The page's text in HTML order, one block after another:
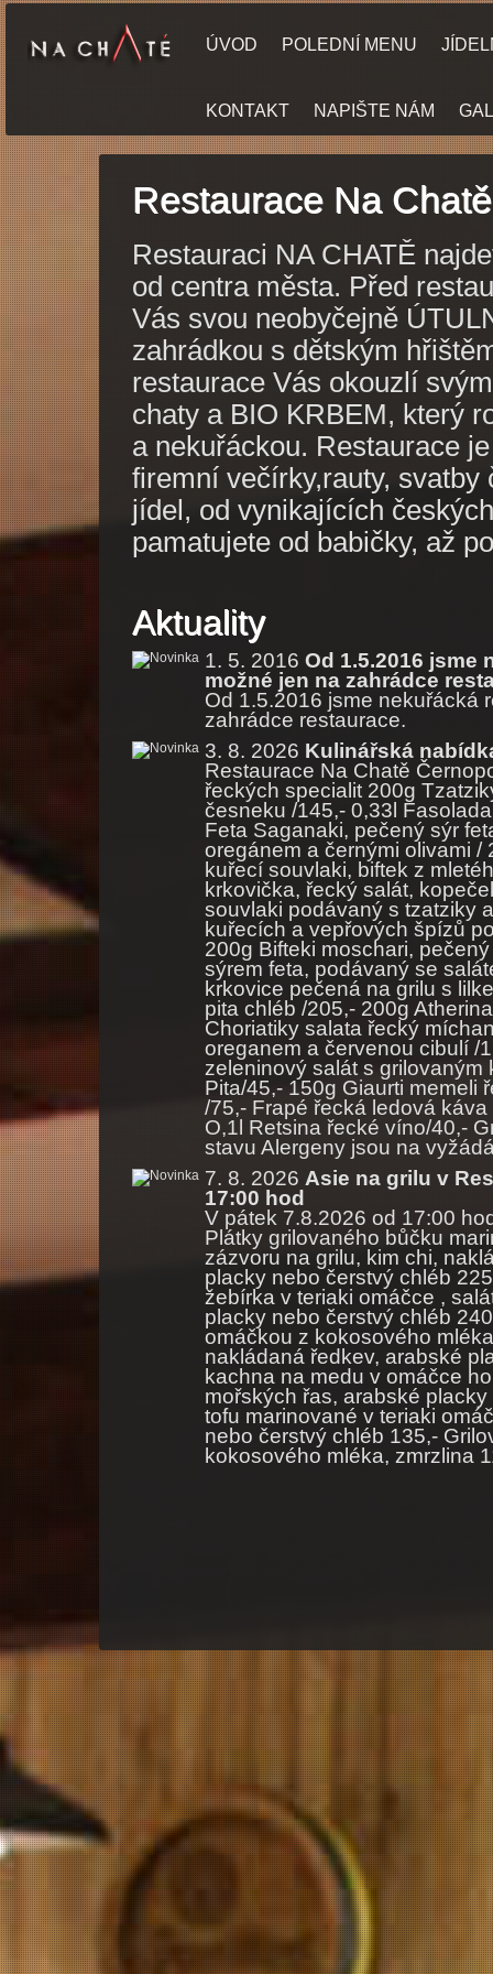
ÚVOD POLEDNÍ MENU
KONTAKT NAPIŠTE NÁM
Restaurace Na
Restauraci NA CHATĚ
od centra města. Před
Vás svou neobyčejně
zahrádkou s dětským
restaurace Vás okouzlí
chaty a BIO KRBEM, který
a nekuřáckou. Restaurace
firemní večírky,rauty,
jídel, od vynikajících
pamatujete od babičky, až
Aktuality
1. 5. 2016 Od 1.5.2016 jsme
možné jen na zahrádce
Od 1.5.2016 jsme nekuřácká
zahrádce restaurace.
3. 8. 2026 Kulinářská
Restaurace Na Chatě
řeckých specialit 200g
česneku /145,- 0,33l
Feta Saganaki, pečený sýr
oregánem a černými olivami /
kuřecí souvlaki, biftek z
krkovička, řecký salát,
souvlaki podávaný s tzatziky
kuřecích a vepřových špízů
200g Bifteki moschari,
sýrem feta, podávaný se
krkovice pečená na grilu s
pita chléb /205,- 200g
Choriatiky salata řecký
oreganem a červenou cibulí /
zeleninový salát s
Pita/45,- 150g Giaurti memeli
/75,- Frapé řecká ledová
O,1l Retsina řecké víno/40,-
stavu Alergeny jsou na
7. 8. 2026 Asie na grilu v
17:00 hod
V pátek 7.8.2026 od 17:00
Plátky grilovaného bůčku
zázvoru na grilu, kim chi,
placky nebo čerstvý chléb
žebírka v teriaki omáčce ,
placky nebo čerstvý chléb
omáčkou z kokosového
nakládaná ředkev, arabské
kachna na medu v omáčce
mořských řas, arabské
tofu marinované v teriaki
nebo čerstvý chléb 135,-
kokosového mléka, zmrzlina